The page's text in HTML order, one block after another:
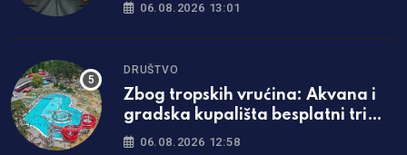
06.08.2026 13:01
DRUŠTVO
Zbog tropskih vrućina: Akvana i
gradska kupališta besplatni tri
dana
06.08.2026 12:58